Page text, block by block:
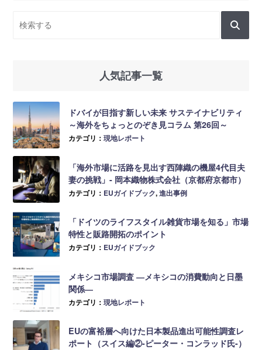
人気記事一覧
ドバイが目指す新しい未来 サステイナビリティ
～海外をちょっとのぞき見コラム 第26回～
カテゴリ：現地レポート
「海外市場に活路を見出す西陣織の機屋4代目夫
妻の挑戦」- 岡本織物株式会社（京都府京都市）
カテゴリ： EUガイドブック,進出事例
「ドイツのライフスタイル雑貨市場を知る」市場
特性と販路開拓のポイント
カテゴリ： EUガイドブック
メキシコ市場調査 ―メキシコの消費動向と日墨
関係―
カテゴリ：現地レポート
EUの富裕層へ向けた日本製品進出可能性調査レ
ポート（スイス編②-ピーター・コンラッド氏-）